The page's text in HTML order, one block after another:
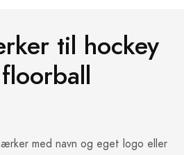
til hockey
med navn og eget logo eller